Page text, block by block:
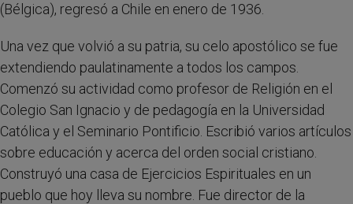
(Bélgica), regresó a Chile en enero de 1936.
Una vez que volvió a su patria, su celo apostólico se fue
extendiendo paulatinamente a todos los campos.
Comenzó su actividad como profesor de Religión en el
Colegio San Ignacio y de pedagogía en la Universidad
Católica y el Seminario Pontificio. Escribió varios artículos
sobre educación y acerca del orden social cristiano.
Construyó una casa de Ejercicios Espirituales en un
pueblo que hoy lleva su nombre. Fue director de la